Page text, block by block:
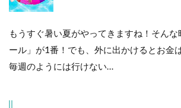
もうすぐ暑い夏がやってきますね！そん
ール」が1番！でも、外に出かけるとお金
毎週のようには行けない…